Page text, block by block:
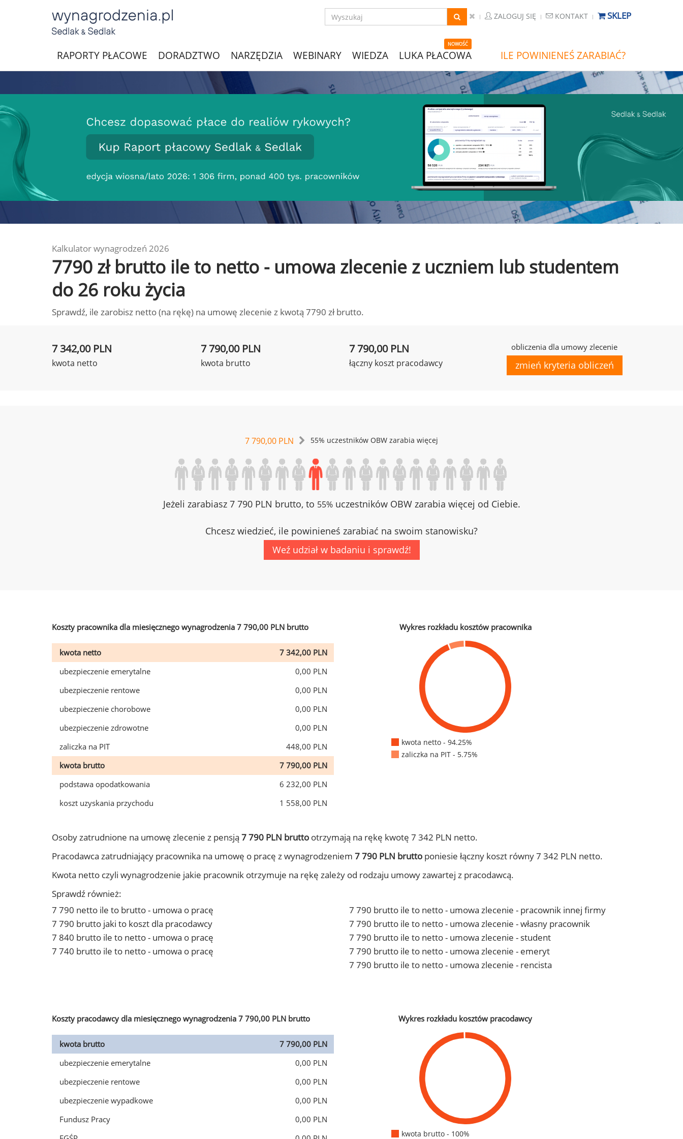
ZALOGUJ SIĘ KONTAKT SKLEP
RAPORTY PŁACOWE DORADZTWO NARZĘDZIA WEBINARY WIEDZA
NOWOŚĆ
LUKA PŁACOWA ILE POWINIENEŚ ZARABIAĆ?
Kalkulator wynagrodzeń 2026
7790 zł brutto ile to netto - umowa zlecenie z uczniem lub studentem
do 26 roku życia
Sprawdź, ile zarobisz netto (na rękę) na umowę zlecenie z kwotą 7790 zł brutto.
7 342,00 PLN
kwota netto
7 790,00 PLN
kwota brutto
7 790,00 PLN
łączny koszt pracodawcy
obliczenia dla umowy zlecenie
zmień kryteria obliczeń
7 790,00 PLN 55% uczestników OBW zarabia więcej
Jeżeli zarabiasz 7 790 PLN brutto, to 55%uczestników OBW zarabia więcej od Ciebie.
Chcesz wiedzieć, ile powinieneś zarabiać na swoim stanowisku?
Weź udział w badaniu i sprawdź!
Koszty pracownika dla miesięcznego wynagrodzenia 7 790,00 PLN brutto
kwota netto
7 342,00 PLN
ubezpieczenie emerytalne
0,00 PLN
ubezpieczenie rentowe
0,00 PLN
ubezpieczenie chorobowe
0,00 PLN
ubezpieczenie zdrowotne
0,00 PLN
zaliczka na PIT
448,00 PLN
kwota brutto
7 790,00 PLN
podstawa opodatkowania
6 232,00 PLN
koszt uzyskania przychodu
1 558,00 PLN
Wykres rozkładu kosztów pracownika
kwota netto - 94.25%
zaliczka na PIT - 5.75%
Osoby zatrudnione na umowę zlecenie z pensją 7 790 PLN brutto otrzymają na rękę kwotę 7 342 PLN netto.
Pracodawca zatrudniający pracownika na umowę o pracę z wynagrodzeniem 7 790 PLN brutto poniesie łączny koszt równy 7 342 PLN netto.
Kwota netto czyli wynagrodzenie jakie pracownik otrzymuje na rękę zależy od rodzaju umowy zawartej z pracodawcą.
Sprawdź również:
7 790 netto ile to brutto - umowa o pracę
7 790 brutto jaki to koszt dla pracodawcy
7 840 brutto ile to netto - umowa o pracę
7 740 brutto ile to netto - umowa o pracę
7 790 brutto ile to netto - umowa zlecenie - pracownik innej firmy
7 790 brutto ile to netto - umowa zlecenie - własny pracownik
7 790 brutto ile to netto - umowa zlecenie - student
7 790 brutto ile to netto - umowa zlecenie - emeryt
7 790 brutto ile to netto - umowa zlecenie - rencista
Koszty pracodawcy dla miesięcznego wynagrodzenia 7 790,00 PLN brutto
kwota brutto
7 790,00 PLN
ubezpieczenie emerytalne
0,00 PLN
ubezpieczenie rentowe
0,00 PLN
ubezpieczenie wypadkowe
0,00 PLN
Fundusz Pracy
0,00 PLN
Wykres rozkładu kosztów pracodawcy
kwota brutto - 100%